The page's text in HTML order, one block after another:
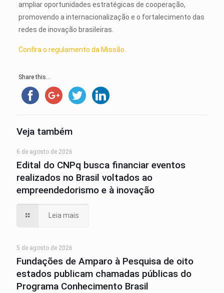
ampliar oportunidades estratégicas de cooperação,
promovendo a internacionalização e o fortalecimento das
redes de inovação brasileiras.
Confira o regulamento da Missão.
Share this...
Veja também
6 de agosto de 2026
Edital do CNPq busca financiar eventos
realizados no Brasil voltados ao
empreendedorismo e à inovação
Leia mais
5 de agosto de 2026
Fundações de Amparo à Pesquisa de oito
estados publicam chamadas públicas do
Programa Conhecimento Brasil